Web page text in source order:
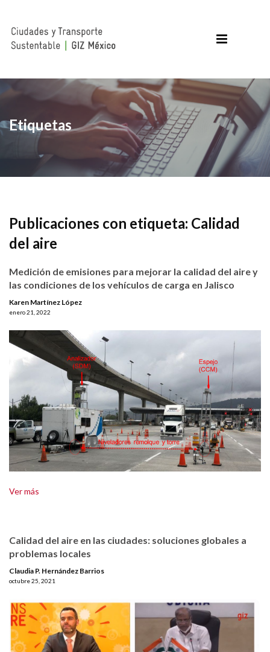
Etiquetas
Publicaciones con etiqueta: Calidad
del aire
Medición de emisiones para mejorar la calidad del aire y
las condiciones de los vehículos de carga en Jalisco
Karen Martínez López
enero 21, 2022
Ver más
Calidad del aire en las ciudades: soluciones globales a
problemas locales
Claudia P. Hernández Barrios
octubre 25, 2021